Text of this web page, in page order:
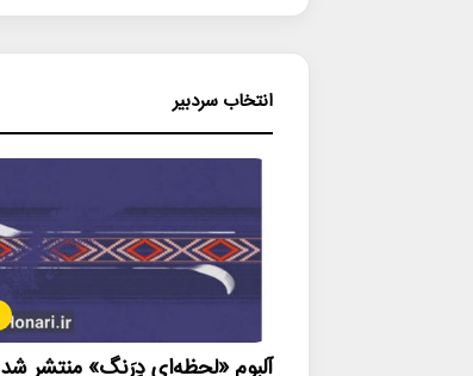
انتخاب سردبیر
آلبوم «لحظه‌ای دِرَنگ» منتشر شد